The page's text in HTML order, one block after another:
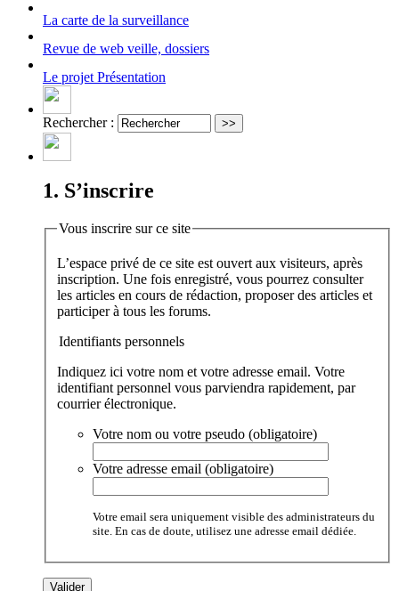
La carte de la surveillance
Revue de web veille, dossiers
Le projet Présentation
Rechercher :
1. S’inscrire
Vous inscrire sur ce site
L’espace privé de ce site est ouvert aux visiteurs, après
inscription. Une fois enregistré, vous pourrez consulter
les articles en cours de rédaction, proposer des articles et
participer à tous les forums.
Identifiants personnels
Indiquez ici votre nom et votre adresse email. Votre
identifiant personnel vous parviendra rapidement, par
courrier électronique.
Votre nom ou votre pseudo (obligatoire)
Votre adresse email (obligatoire)
Votre email sera uniquement visible des administrateurs du
site. En cas de doute, utilisez une adresse email dédiée.